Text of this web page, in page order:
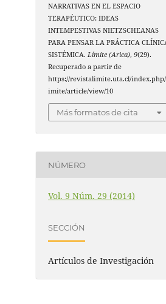
NARRATIVAS EN EL ESPACIO
TERAPÉUTICO: IDEAS
INTEMPESTIVAS NIETZSCHEANAS
PARA PENSAR LA PRÁCTICA
SISTÉMICA.Límite (Arica),9(29).
Recuperado a partir de
https://revistalimite.uta.cl/
imite/article/view/10
Más formatos de cita
NÚMERO
Vol. 9 Núm. 29 (2014)
SECCIÓN
Artículos de Investigación